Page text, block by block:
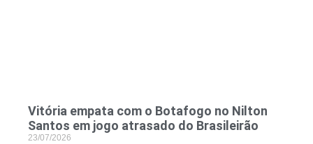
Vitória empata com o Botafogo no Nilton
Santos em jogo atrasado do Brasileirão
23/07/2026